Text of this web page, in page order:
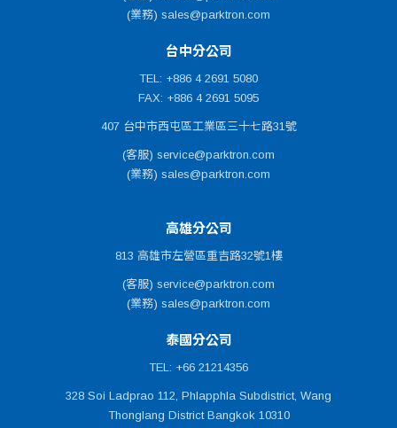
(業務) sales@parktron.com
台中分公司
TEL: +886 4 2691 5080
FAX: +886 4 2691 5095
407 台中市西屯區工業區三十七路31號
(客服) service@parktron.com
(業務) sales@parktron.com
高雄分公司
813 高雄市左營區重吉路32號1樓
(客服) service@parktron.com
(業務) sales@parktron.com
泰國分公司
TEL: +66 21214356
328 Soi Ladprao 112, Phlapphla Subdistrict, Wang
Thonglang District Bangkok 10310